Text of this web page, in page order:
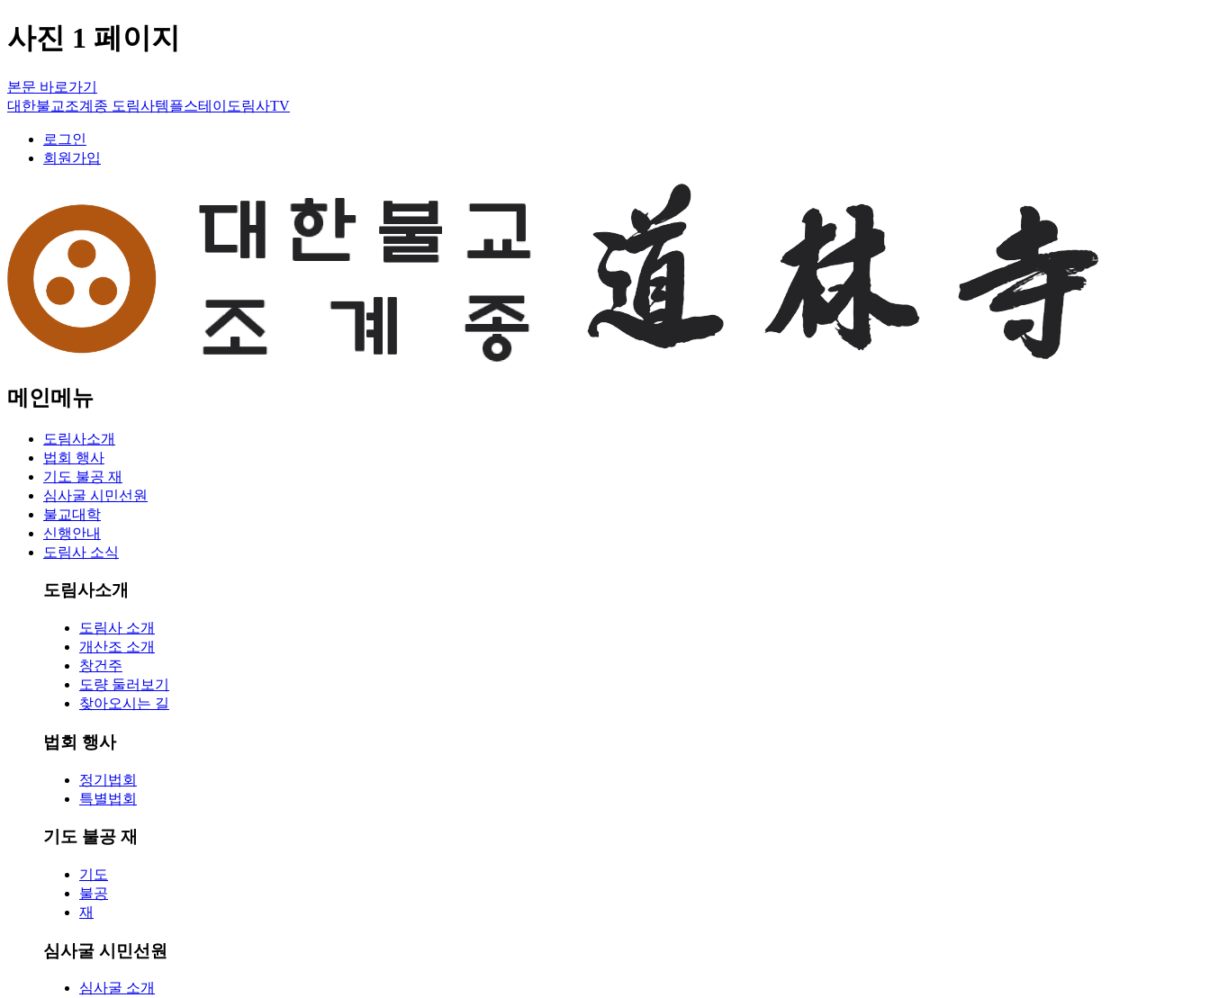
사진 1 페이지
본문 바로가기
대한불교조계종 도림사템플스테이 도림사TV
로그인
회원가입
메인메뉴
도림사소개
법회 행사
기도 불공 재
심사굴 시민선원
불교대학
신행안내
도림사 소식
도림사소개
도림사 소개
개산조 소개
창건주
도량 둘러보기
찾아오시는 길
법회 행사
정기법회
특별법회
기도 불공 재
기도
불공
재
심사굴 시민선원
심사굴 소개